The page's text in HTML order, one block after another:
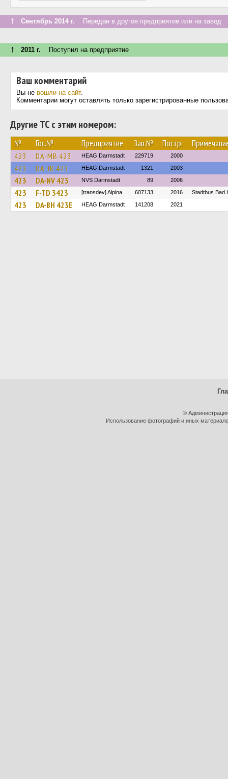
↑ Сентябрь 2014 г. Передан в другое предприятие или на завод
↑ 2011 г. Поступил на предприятие
Ваш комментарий
Вы не вошли на сайт.
Комментарии могут оставлять только зарегистрированные
Другие ТС с этим номером:
№ Гос.№ Предприятие Зав.№ Постр.
423 DA-MB 423 HEAG Darmstadt 229719 2000
423 DA-JK 423 HEAG Darmstadt 1321 2003
423 DA-NV 423 NVS Darmstadt 89 2006
423 F-TD 3423 [transdev] Alpina 607133 2016 Stadtbus Bad
423 DA-BH 423E HEAG Darmstadt 141208 2021
©
Использование фотографий и иных